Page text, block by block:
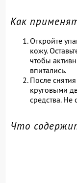
Как
Откройте
кожу.
чтобы
впитались.
После
круговыми
средства. Не
Что